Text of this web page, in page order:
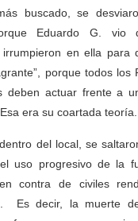
buscado, se
Eduardo G. vio
en ella para
porque todos los
deben actuar frente a
era su coartada teoría.
del local, se
uso progresivo de la
contra de civiles
Es decir, la muerte